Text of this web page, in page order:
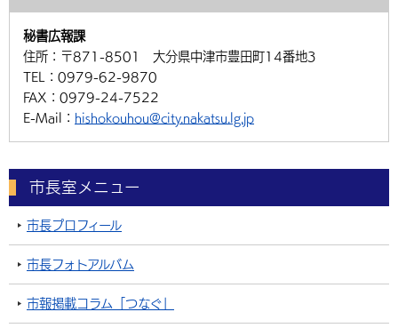
秘書広報課
住所： 〒871-8501 大分県中津市豊田町14番地3
TEL： 0979-62-9870
FAX： 0979-24-7522
E-Mail： hishokouhou@city.nakatsu.lg.jp
市長室メニュー
市長プロフィール
市長フォトアルバム
市報掲載コラム「つなぐ」